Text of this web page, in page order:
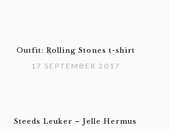
Outfit: Rolling Stones t-shirt
17 SEPTEMBER 2017
Steeds Leuker – Jelle Hermus